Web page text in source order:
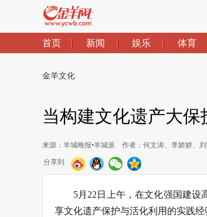
首页 新闻 娱乐 体育
金羊文化
当构建文化遗产大
来源：羊城晚报•羊城派 作者：何文涛、李娇娇、
分享到
5月22日上午，在文化强国建
享文化遗产保护与活化利用的实践